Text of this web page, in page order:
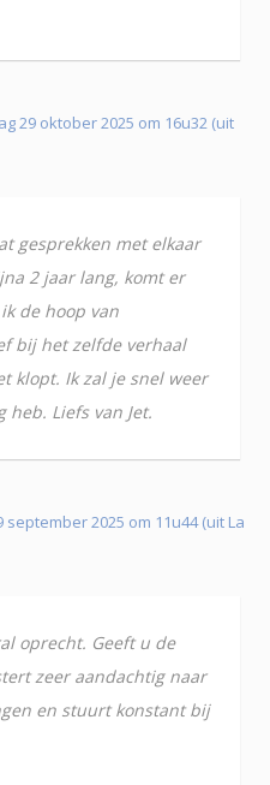
29 oktober 2025 om 16u32 (uit
gesprekken met elkaar
2 jaar lang, komt er
de hoop van
bij het zelfde verhaal
klopt. Ik zal je snel weer
Liefs van Jet.
september 2025 om 11u44 (uit La
oprecht. Geeft u de
zeer aandachtig naar
en stuurt konstant bij